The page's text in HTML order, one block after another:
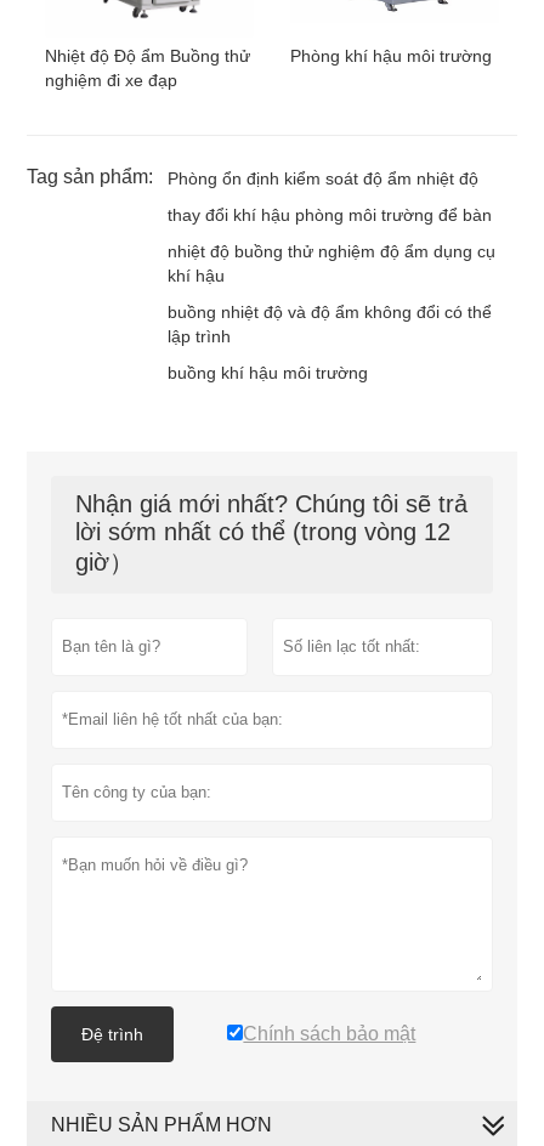
Nhiệt độ Độ ẩm Buồng thử
nghiệm đi xe đạp
Phòng khí hậu môi trường
Tag sản phẩm:
Phòng ổn định kiểm soát độ ẩm nhiệt độ
thay đổi khí hậu phòng môi trường để bàn
nhiệt độ buồng thử nghiệm độ ẩm dụng cụ
khí hậu
buồng nhiệt độ và độ ẩm không đổi có thể
lập trình
buồng khí hậu môi trường
Nhận giá mới nhất? Chúng tôi sẽ trả
lời sớm nhất có thể (trong vòng 12
giờ）
Đệ trình Chính sách bảo mật
NHIỀU SẢN PHẨM HƠN